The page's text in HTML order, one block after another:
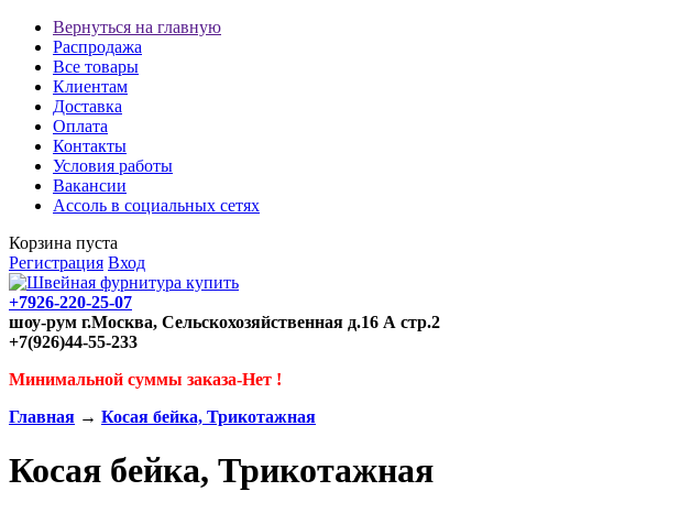
Вернуться на главную
Распродажа
Все товары
Клиентам
Доставка
Оплата
Контакты
Условия работы
Вакансии
Ассоль в социальных сетях
Корзина пуста
Регистрация Вход
+7926-220-25-07
шоу-рум г.Москва, Сельскохозяйственная д.16 А стр.2
+7(926)44-55-233
Минимальной суммы заказа-Нет !
Главная → Косая бейка, Трикотажная
Косая бейка, Трикотажная